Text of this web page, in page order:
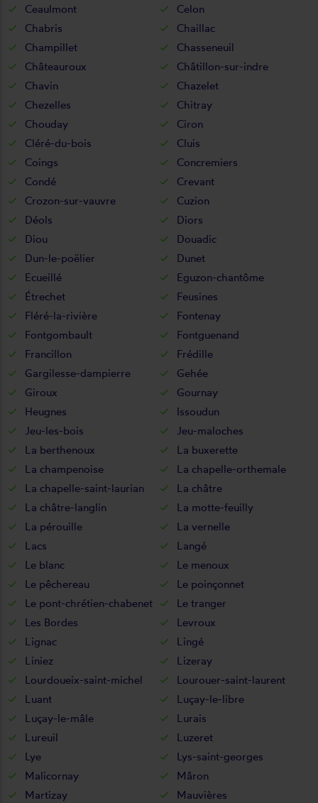
Ceaulmont
Celon
Chabris
Chaillac
Champillet
Chasseneuil
Châteauroux
Châtillon-sur-indre
Chavin
Chazelet
Chezelles
Chitray
Chouday
Ciron
Cléré-du-bois
Cluis
Coings
Concremiers
Condé
Crevant
Crozon-sur-vauvre
Cuzion
Déols
Diors
Diou
Douadic
Dun-le-poëlier
Dunet
Ecueillé
Eguzon-chantôme
Étrechet
Feusines
Fléré-la-rivière
Fontenay
Fontgombault
Fontguenand
Francillon
Frédille
Gargilesse-dampierre
Gehée
Giroux
Gournay
Heugnes
Issoudun
Jeu-les-bois
Jeu-maloches
La berthenoux
La buxerette
La champenoise
La chapelle-orthemale
La chapelle-saint-laurian
La châtre
La châtre-langlin
La motte-feuilly
La pérouille
La vernelle
Lacs
Langé
Le blanc
Le menoux
Le pêchereau
Le poinçonnet
Le pont-chrétien-chabenet
Le tranger
Les Bordes
Levroux
Lignac
Lingé
Liniez
Lizeray
Lourdoueix-saint-michel
Lourouer-saint-laurent
Luant
Luçay-le-libre
Luçay-le-mâle
Lurais
Lureuil
Luzeret
Lye
Lys-saint-georges
Malicornay
Mâron
Martizay
Mauvières